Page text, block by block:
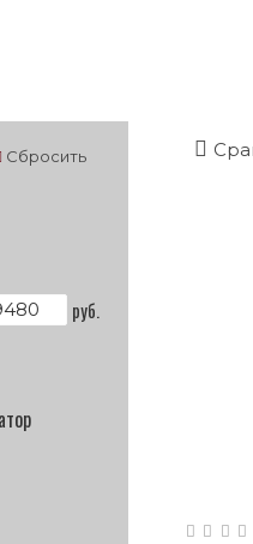
Сбросить
руб.